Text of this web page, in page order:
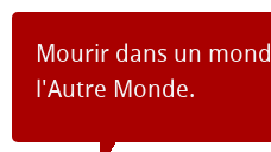
Mourir dans un
l'Autre Monde.